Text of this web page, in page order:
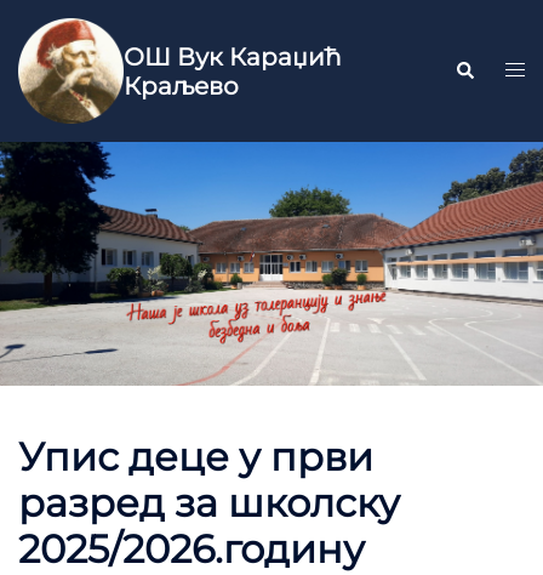
ОШ Вук Караџић
Краљево
Упис деце у први
разред за школску
2025/2026.годину